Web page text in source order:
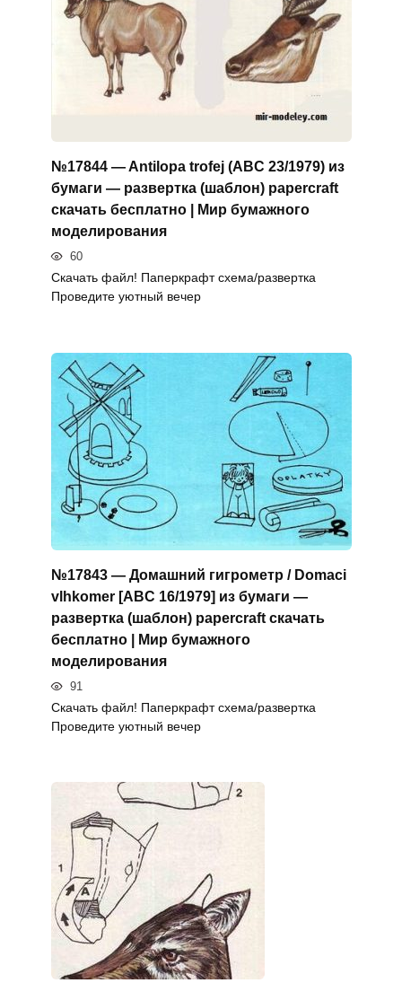
№17844 — Antilopa trofej (ABC 23/1979) из
бумаги — развертка (шаблон) papercraft
скачать бесплатно | Мир бумажного
моделирования
60
Скачать файл! Паперкрафт схема/развертка
Проведите уютный вечер
№17843 — Домашний гигрометр / Domaci
vlhkomer [ABC 16/1979] из бумаги —
развертка (шаблон) papercraft скачать
бесплатно | Мир бумажного
моделирования
91
Скачать файл! Паперкрафт схема/развертка
Проведите уютный вечер